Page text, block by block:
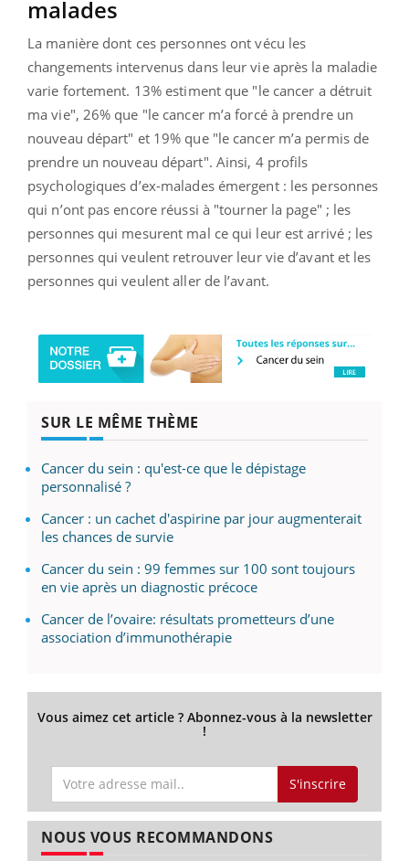
malades
La manière dont ces personnes ont vécu les
changements intervenus dans leur vie après la maladie
varie fortement. 13% estiment que "le cancer a détruit
ma vie", 26% que "le cancer m’a forcé à prendre un
nouveau départ" et 19% que "le cancer m’a permis de
prendre un nouveau départ". Ainsi, 4 profils
psychologiques d’ex-malades émergent : les personnes
qui n’ont pas encore réussi à "tourner la page" ; les
personnes qui mesurent mal ce qui leur est arrivé ; les
personnes qui veulent retrouver leur vie d’avant et les
personnes qui veulent aller de l’avant.
SUR LE MÊME THÈME
Cancer du sein : qu'est-ce que le dépistage
personnalisé ?
Cancer : un cachet d'aspirine par jour augmenterait
les chances de survie
Cancer du sein : 99 femmes sur 100 sont toujours
en vie après un diagnostic précoce
Cancer de l’ovaire: résultats prometteurs d’une
association d’immunothérapie
Vous aimez cet article ? Abonnez-vous à la newsletter
!
S'inscrire
NOUS VOUS RECOMMANDONS